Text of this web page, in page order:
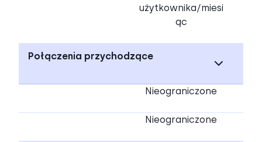
użytkownika/miesi
ąc
Połączenia przychodzące
Nieograniczone
Nieograniczone